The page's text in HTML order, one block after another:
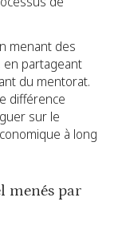
menant des
en partageant
du mentorat.
différence
sur le
à long
menés par